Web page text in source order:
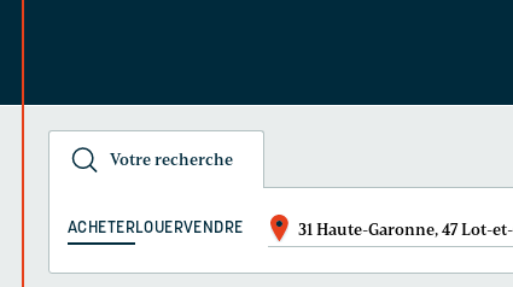
Votre recherche
ACHETERLOUERVENDRE 31 Haute-Garonne, 47 Lot-